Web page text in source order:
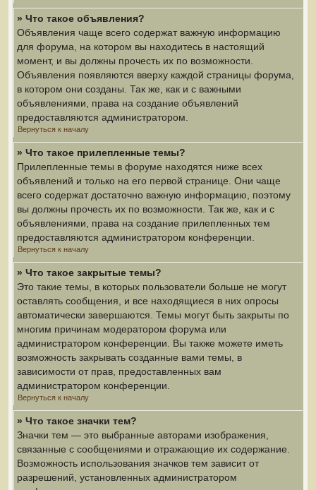
» Что такое объявления?
Объявления чаще всего содержат важную информацию
для форума, на котором вы находитесь в настоящий
момент, и вы должны прочесть их по возможности.
Объявления появляются вверху каждой страницы форума,
в котором они созданы. Так же, как и с важными
объявлениями, права на создание объявлений
предоставляются администратором.
Вернуться к началу
» Что такое прилепленные темы?
Прилепленные темы в форуме находятся ниже всех
объявлений и только на его первой странице. Они чаще
всего содержат достаточно важную информацию, поэтому
вы должны прочесть их по возможности. Так же, как и с
объявлениями, права на создание прилепленных тем
предоставляются администратором конференции.
Вернуться к началу
» Что такое закрытые темы?
Это такие темы, в которых пользователи больше не могут
оставлять сообщения, и все находящиеся в них опросы
автоматически завершаются. Темы могут быть закрыты по
многим причинам модератором форума или
администратором конференции. Вы также можете иметь
возможность закрывать созданные вами темы, в
зависимости от прав, предоставленных вам
администратором конференции.
Вернуться к началу
» Что такое значки тем?
Значки тем — это выбранные авторами изображения,
связанные с сообщениями и отражающие их содержание.
Возможность использования значков тем зависит от
разрешений, установленных администратором